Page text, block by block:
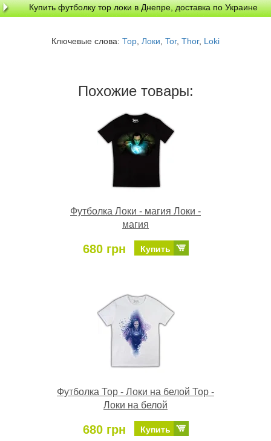
Купить футболку тор локи в Днепре, доставка по Украине
Ключевые слова: Тор Локи Tor, Thor, Loki
Похожие товары:
Футболка Локи - магия Локи -
магия
680 грн Купить
Футболка Тор - Локи на белой Тор -
Локи на белой
680 грн Купить